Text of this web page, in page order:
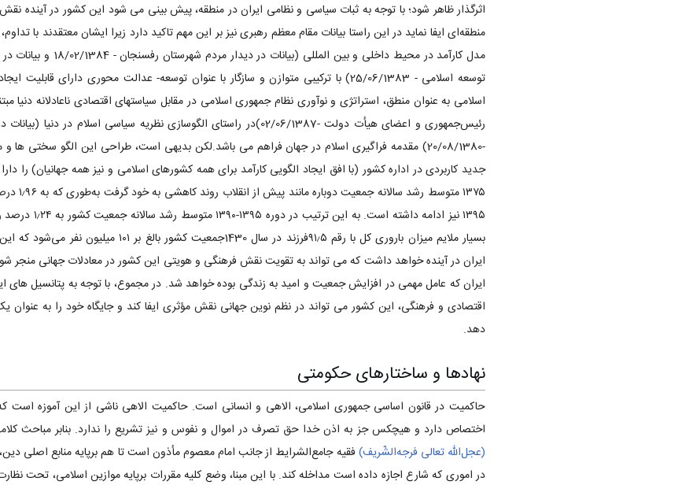
اثرگذار ظاهر شود؛ با توجه به ثبات سیاسی و نظامی ایران در منطقه، پیش بینی می شود این کشور در آینده
منطقه‌ای ایفا نماید در این راستا بیانات مقام معظم رهبری نیز بر این مهم تاکید دارد زیرا ایشان معتقدند با
مدل کارآمد در محیط داخلی و
توسعه اسلامی - 25/06/1383) با ترکیبی متوازن و سازگار با عنوان توسعه- عدالت محوری دارای
اسلامی به عنوان منطق، استراتژی و نوآوری نظام جمهوری اسلامی در مقابل سیاستهای اقتصادی ناعادلانه دنیا
رئیس‌جمهوری و اعضای هیأت دولت -02/06/1387)در راستای الگوسازی نظریه‌ سیاسی
‌-20/08/1380) مقدمه فراگیری اسلام در جهان فراهم می باشد.لکن بدیهی است، طراحی این الگو سختی
جدید کاربردی در اداره کشور (با افق ایجاد الگویی کارآمد برای همه کشورهای اسلامی و نیز همه جهانیان) را
۱۳۷۵ متوسط
۱۳۹۵ نیز ادامه
بسیار ملایم میزان باروری کل با رقم ۹۱٫۵فرزند در سال
ایران در آینده خواهد داشت که می تواند به تقویت نقش فرهنگی و هویتی این کشور در معادلات جهانی منجر
ایران که عامل مهمی در افزایش جمعیت و امید به زندگی بوده خواهد شد. در مجموع، با توجه به پتانسیل های
اقتصادی و فرهنگی، این کشور می تواند در نظم نوین جهانی نقش مؤثری ایفا کند و جایگاه خود را به عنوان
دهد.
نهادها و ساختارهای حکومتی‌
حاکمیت در قانون اساسی جمهوری اسلامی‌، الاهی و انسانی است‌. حاکمیت الاهی ناشی از این آموزه است
اختصاص دارد و هیچکس جز به اذن خدا حق تصرف در اموال و نفوس و نیز تشریع را ندارد. بنابر مباحث
(عجل‌الله تعالی فرجه‌الشّریف) فقیه جامع‌الشرایط از جانب امام معصوم مأذون است تا هم برپایه منابع اصلی
در اموری که شارع اجازه داده است مداخله کند. با این مبنا، وضع کلیه مقررات برپایه موازین اسلامی‌، تحت